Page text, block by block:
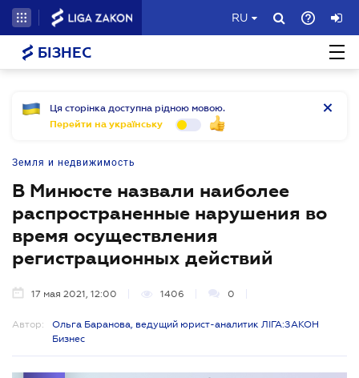
RU
БІЗНЕС
Ця сторінка доступна рідною мовою.
Перейти на українську
Земля и недвижимость
В Минюсте назвали наиболее
распространенные нарушения во
время осуществления
регистрационных действий
17 мая 2021, 12:00 1406 0
Автор:
Ольга Баранова, ведущий юрист-аналитик ЛІГА:ЗАКОН
Бизнес